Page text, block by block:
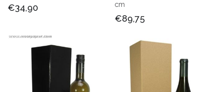
€34,90
cm
€89,75